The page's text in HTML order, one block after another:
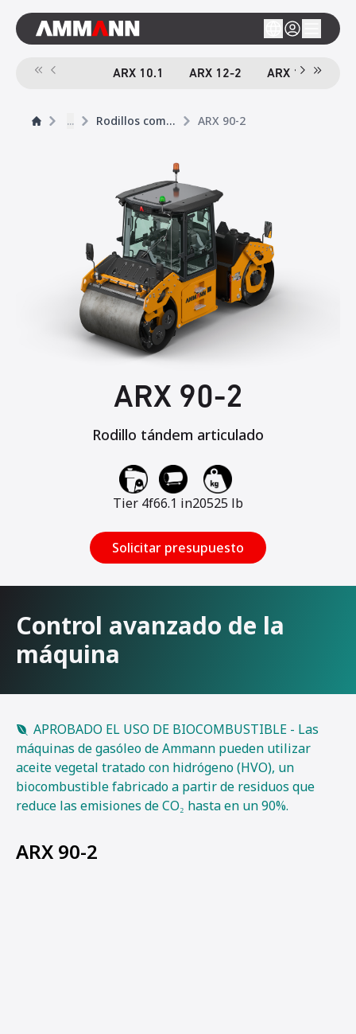
ARX 10.1 ARX 12-2 ARX 16-2
... Rodillos compactador tándem ARX 90-2
ARX 90-2
Rodillo tándem articulado
Tier 4f66.1 in20525 lb
Solicitar presupuesto
Control avanzado de la
máquina
APROBADO EL USO DE BIOCOMBUSTIBLE - Las
máquinas de gasóleo de Ammann pueden utilizar
aceite vegetal tratado con hidrógeno (HVO), un
biocombustible fabricado a partir de residuos que
reduce las emisiones de CO₂ hasta en un 90%.
ARX 90-2